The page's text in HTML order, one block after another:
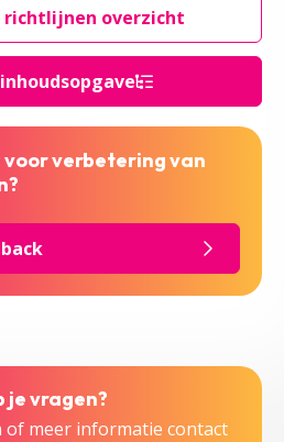
richtlijnen overzicht
voor verbetering van
je vragen?
of meer informatie contact